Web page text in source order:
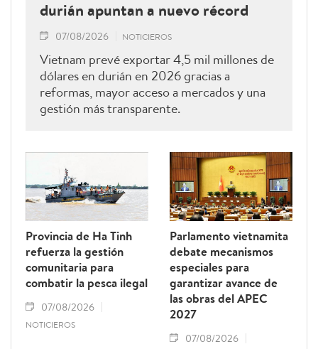
durián apuntan a nuevo récord
07/08/2026 NOTICIEROS
Vietnam prevé exportar 4,5 mil millones de
dólares en durián en 2026 gracias a
reformas, mayor acceso a mercados y una
gestión más transparente.
Provincia de Ha Tinh
refuerza la gestión
comunitaria para
combatir la pesca ilegal
07/08/2026
NOTICIEROS
Parlamento vietnamita
debate mecanismos
especiales para
garantizar avance de
las obras del APEC
2027
07/08/2026